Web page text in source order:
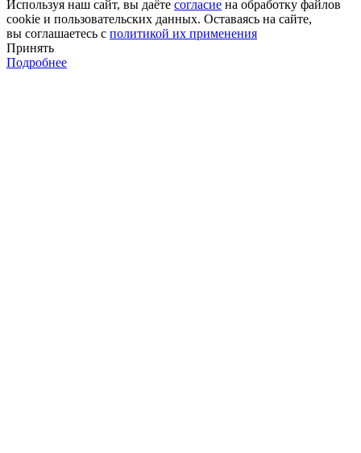
Используя наш сайт, вы даёте согласие на обработку файлов
cookie и пользовательских данных. Оставаясь на сайте,
вы соглашаетесь с политикой их применения
Принять
Подробнее